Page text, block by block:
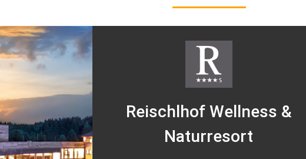
Reischlhof Wellness &
Naturresort